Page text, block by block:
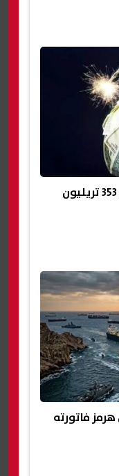
صدمة اقتصادية.. وليد جاب الله: 353 تريليون
فاتورته